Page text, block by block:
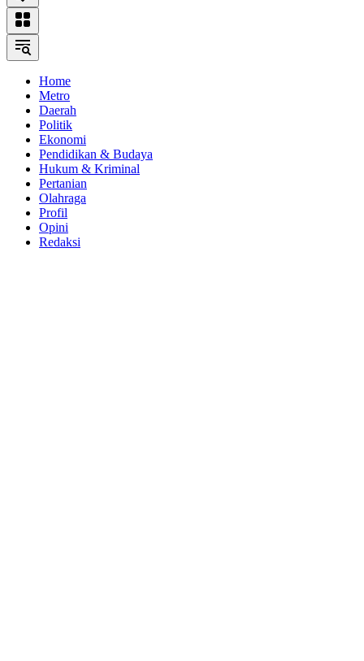
Home
Metro
Daerah
Politik
Ekonomi
Pendidikan & Budaya
Hukum & Kriminal
Pertanian
Olahraga
Profil
Opini
Redaksi